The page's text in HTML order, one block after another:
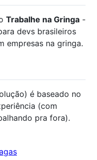
Trabalhe na Gringa -
devs brasileiros
empresas na gringa.
é baseado no
(com
pra fora).